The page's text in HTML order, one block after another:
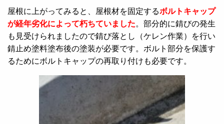
屋根に上がってみると、屋根材を固定するボルトキャップ
が経年劣化によって朽ちていました。部分的に錆びの発生
も見受けられましたので錆び落とし（ケレン作業）を行い
錆止め塗料塗布後の塗装が必要です。ボルト部分を保護す
るためにボルトキャップの再取り付けも必要です。